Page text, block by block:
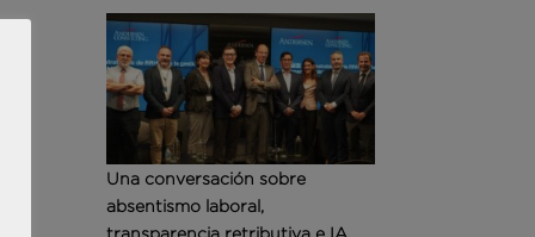
Una conversación sobre
absentismo laboral,
transparencia retributiva e IA